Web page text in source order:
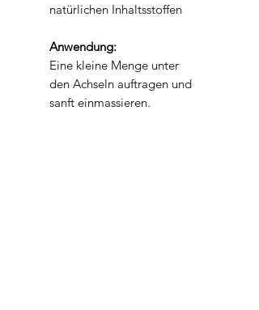
natürlichen Inhaltsstoffen
Anwendung:
Eine kleine Menge unter
den Achseln auftragen und
sanft einmassieren.